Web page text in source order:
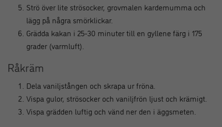
Strö över lite strösocker, grovmalen kardemumma och
lägg på några smörklickar.
Grädda kakan i 25-30 minuter till en gyllene färg i 175
grader (varmluft).
Råkräm
Dela vaniljstången och skrapa ur fröna.
Vispa gulor, strösocker och vaniljfrön ljust och krämigt.
Vispa grädden luftig och vänd ner den i äggsmeten.